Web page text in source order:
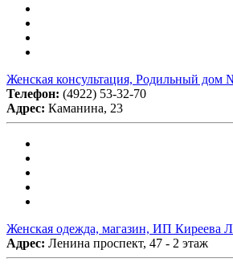
Женская консультация, Родильный дом
Телефон: (4922) 53-32-70
Адрес: Каманина, 23
Женская одежда, магазин, ИП Киреева
Адрес: Ленина проспект, 47 - 2 этаж